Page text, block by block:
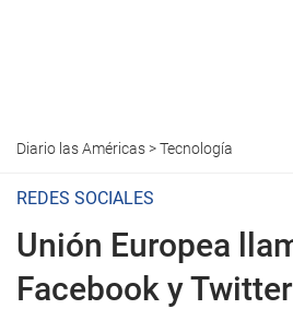
Diario las Américas>Tecnología
REDES SOCIALES
Unión Europea
Facebook y